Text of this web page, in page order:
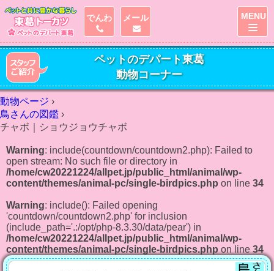
ペットのデパート東葛
動物コーナー
動物ページ ›
鳥さんの図鑑 ›
チャボ｜ショウジョウチャボ
Warning: include(countdown/countdown2.php): Failed to
open stream: No such file or directory in
/home/cw20221224/allpet.jp/public_html/animal/wp-
content/themes/animal-pc/single-birdpics.php on line 34
Warning: include(): Failed opening
'countdown/countdown2.php' for inclusion
(include_path='.:/opt/php-8.3.30/data/pear') in
/home/cw20221224/allpet.jp/public_html/animal/wp-
content/themes/animal-pc/single-birdpics.php on line 34
でんわ メール MENU